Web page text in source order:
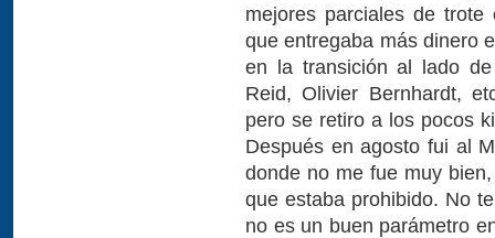
mejores parciales de
que entregaba más dinero
en la transición al lado
Reid, Olivier Bernhardt,
pero se retiro a los pocos
Después en agosto fui al
donde no me fue muy
que estaba prohibido. No
no es un buen parámetro